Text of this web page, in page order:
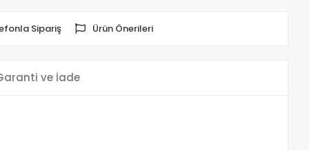
Sipariş Ürün Önerileri
ve İade